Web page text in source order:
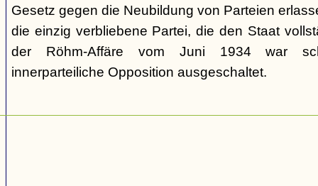
Gesetz gegen die Neubildung von Parteien
die einzig verbliebene Partei, die den Staat
der Röhm-Affäre vom Juni 1934 war
innerparteiliche Opposition ausgeschaltet.